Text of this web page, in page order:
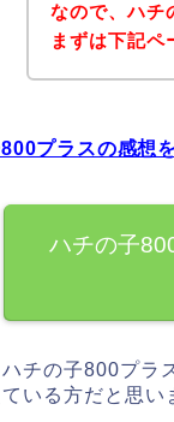
なので、ハチ
まずは下記ペ
プラスの感想
ハチの子
チの子800プラ
いる方だと思い